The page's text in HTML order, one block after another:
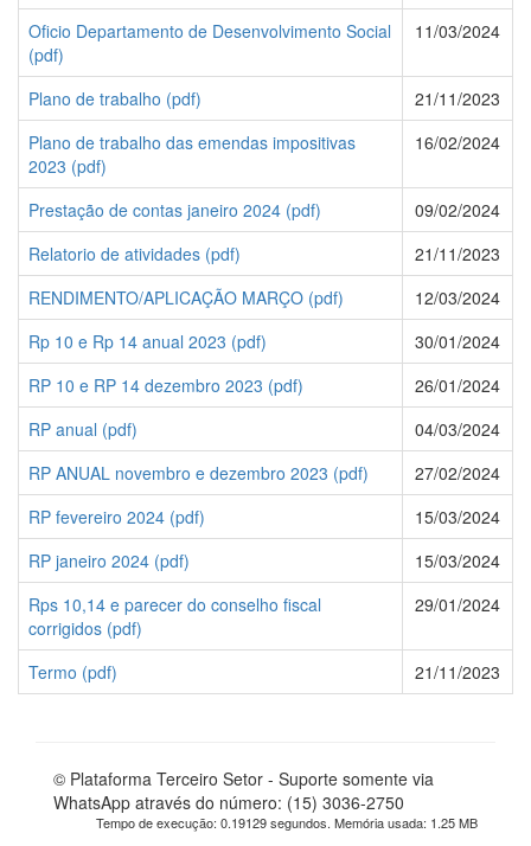
Oficio Departamento de Desenvolvimento Social
(pdf)
11/03/2024
Plano de trabalho (pdf)
21/11/2023
Plano de trabalho das emendas impositivas
2023 (pdf)
16/02/2024
Prestação de contas janeiro 2024 (pdf)
09/02/2024
Relatorio de atividades (pdf)
21/11/2023
RENDIMENTO/APLICAÇÃO MARÇO (pdf)
12/03/2024
Rp 10 e Rp 14 anual 2023 (pdf)
30/01/2024
RP 10 e RP 14 dezembro 2023 (pdf)
26/01/2024
RP anual (pdf)
04/03/2024
RP ANUAL novembro e dezembro 2023 (pdf)
27/02/2024
RP fevereiro 2024 (pdf)
15/03/2024
RP janeiro 2024 (pdf)
15/03/2024
Rps 10,14 e parecer do conselho fiscal
corrigidos (pdf)
29/01/2024
Termo (pdf) 21/11/2023
© Plataforma Terceiro Setor - Suporte somente via
WhatsApp através do número: (15) 3036-2750
Tempo de execução: 0.19129 segundos. Memória usada: 1.25 MB